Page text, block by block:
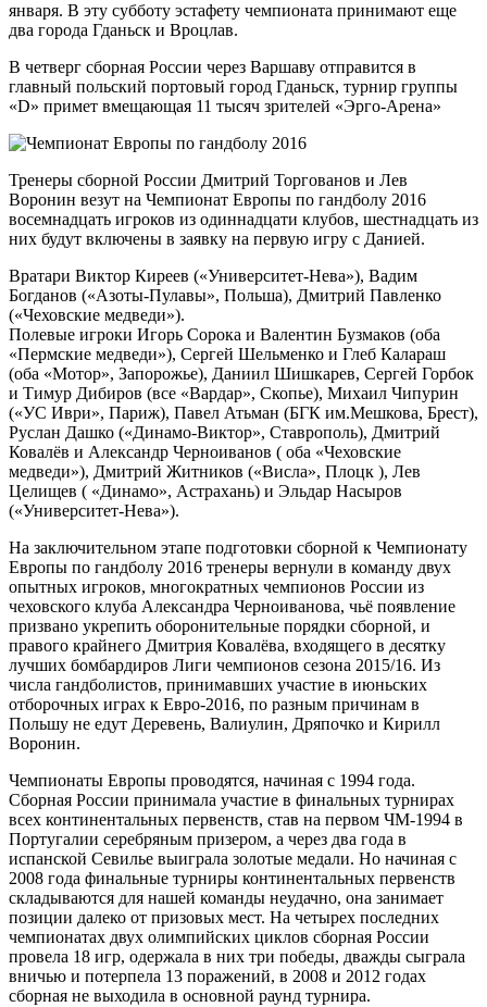
января. В эту субботу эстафету чемпионата принимают еще
два города Гданьск и Вроцлав.
В четверг сборная России через Варшаву отправится в
главный польский портовый город Гданьск, турнир группы
«D» примет вмещающая 11 тысяч зрителей «Эрго-Арена»
Тренеры сборной России Дмитрий Торгованов и Лев
Воронин везут на Чемпионат Европы по гандболу 2016
восемнадцать игроков из одиннадцати клубов, шестнадцать из
них будут включены в заявку на первую игру с Данией.
Вратари Виктор Киреев («Университет-Нева»), Вадим
Богданов («Азоты-Пулавы», Польша), Дмитрий Павленко
(«Чеховские медведи»).
Полевые игроки Игорь Сорока и Валентин Бузмаков (оба
«Пермские медведи»), Сергей Шельменко и Глеб Калараш
(оба «Мотор», Запорожье), Даниил Шишкарев, Сергей Горбок
и Тимур Дибиров (все «Вардар», Скопье), Михаил Чипурин
(«УС Иври», Париж), Павел Атьман (БГК им.Мешкова, Брест),
Руслан Дашко («Динамо-Виктор», Ставрополь), Дмитрий
Ковалёв и Александр Черноиванов ( оба «Чеховские
медведи»), Дмитрий Житников («Висла», Плоцк ), Лев
Целищев ( «Динамо», Астрахань) и Эльдар Насыров
(«Университет-Нева»).
На заключительном этапе подготовки сборной к Чемпионату
Европы по гандболу 2016 тренеры вернули в команду двух
опытных игроков, многократных чемпионов России из
чеховского клуба Александра Черноиванова, чьё появление
призвано укрепить оборонительные порядки сборной, и
правого крайнего Дмитрия Ковалёва, входящего в десятку
лучших бомбардиров Лиги чемпионов сезона 2015/16. Из
числа гандболистов, принимавших участие в июньских
отборочных играх к Евро-2016, по разным причинам в
Польшу не едут Деревень, Валиулин, Дряпочко и Кирилл
Воронин.
Чемпионаты Европы проводятся, начиная с 1994 года.
Сборная России принимала участие в финальных турнирах
всех континентальных первенств, став на первом ЧМ-1994 в
Португалии серебряным призером, а через два года в
испанской Севилье выиграла золотые медали. Но начиная с
2008 года финальные турниры континентальных первенств
складываются для нашей команды неудачно, она занимает
позиции далеко от призовых мест. На четырех последних
чемпионатах двух олимпийских циклов сборная России
провела 18 игр, одержала в них три победы, дважды сыграла
вничью и потерпела 13 поражений, в 2008 и 2012 годах
сборная не выходила в основной раунд турнира.